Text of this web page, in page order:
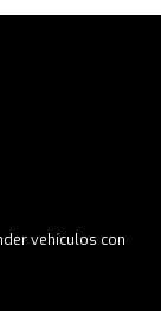
vehículos con